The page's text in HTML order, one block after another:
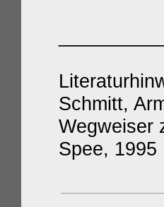
Schmitt,
Wegweiser
Spee, 1995